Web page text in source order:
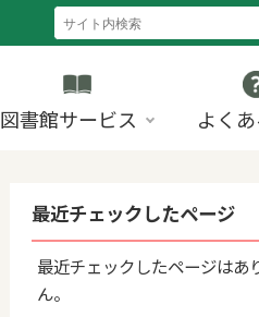
図書館サービス よく
最近チェックしたページ
最近チェックしたページはあ
ん。